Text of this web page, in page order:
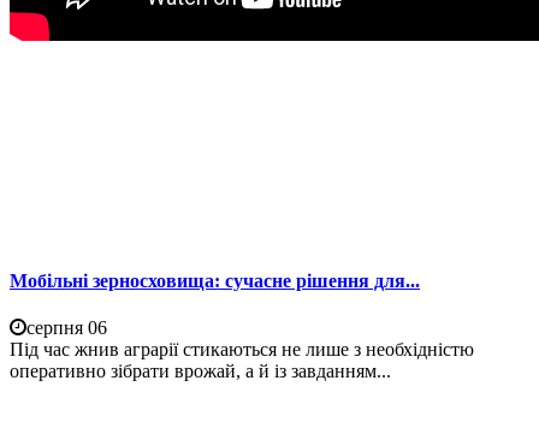
Мобільні зерносховища: сучасне рішення для...
серпня 06
Під час жнив аграрії стикаються не лише з необхідністю
оперативно зібрати врожай, а й із завданням...